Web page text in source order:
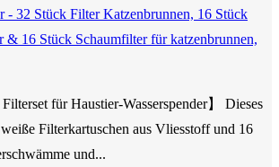
- 32 Stück Filter Katzenbrunnen, 16 Stück
16 Stück Schaumfilter für katzenbrunnen,
Filterset für Haustier-Wasserspender】 Dieses
Filterkartuschen aus Vliesstoff und 16
und...